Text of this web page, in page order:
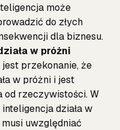
może
do złych
dla biznesu.
w próżni
przekonanie, że
w próżni i jest
od rzeczywistości. W
działa w
uwzględniać